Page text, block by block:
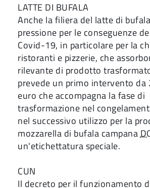
LATTE DI BUFALA
Anche la filiera del latte di
pressione per le conseguenze
Covid-19, in particolare per la
ristoranti e pizzerie, che
rilevante di prodotto
prevede un primo intervento da
euro che accompagna la fase di
trasformazione nel
nel successivo utilizzo per la
mozzarella di bufala campana
un'etichettatura speciale.
CUN
Il decreto per il funzionamento